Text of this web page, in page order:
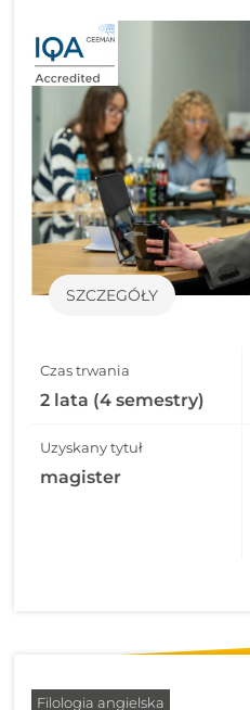
SZCZEGÓŁY
Czas trwania
2 lata (4 semestry)
Uzyskany tytuł
magister
Filologia angielska